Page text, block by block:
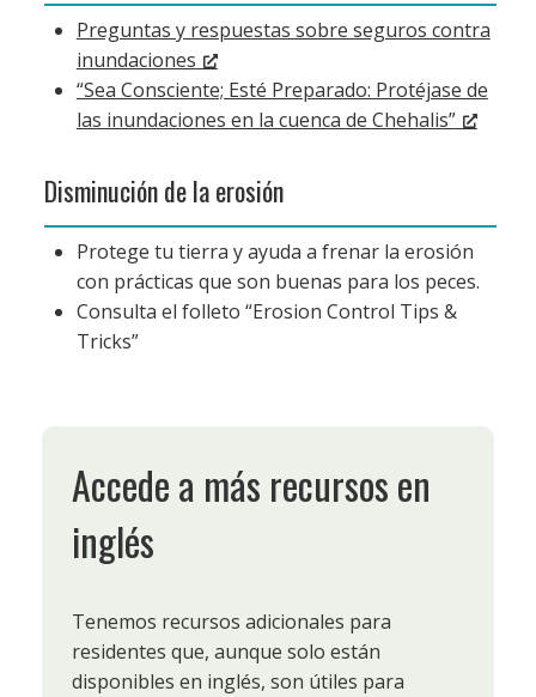
Preguntas y respuestas sobre seguros contra
inundaciones
“Sea Consciente; Esté Preparado: Protéjase de
las inundaciones en la cuenca de Chehalis”
Disminución de la erosión
Protege tu tierra y ayuda a frenar la erosión
con prácticas que son buenas para los peces.
Consulta el folleto “Erosion Control Tips &
Tricks”
Accede a más recursos en
inglés
Tenemos recursos adicionales para
residentes que, aunque solo están
disponibles en inglés, son útiles para